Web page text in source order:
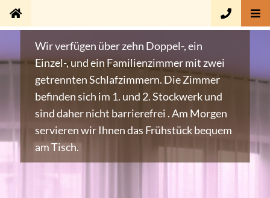
Wir verfügen über zehn Doppel-, ein
Einzel-, und ein Familienzimmer mit zwei
getrennten Schlafzimmern. Die Zimmer
befinden sich im 1. und 2. Stockwerk und
sind daher nicht barrierefrei . Am Morgen
servieren wir Ihnen das Frühstück bequem
am Tisch.